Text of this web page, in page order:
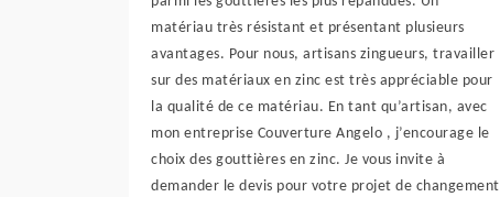
matériau très résistant et présentant plusieurs
avantages. Pour nous, artisans zingueurs, travailler
sur des matériaux en zinc est très appréciable pour
la qualité de ce matériau. En tant qu’artisan, avec
mon entreprise Couverture Angelo , j’encourage le
choix des gouttières en zinc. Je vous invite à
demander le devis pour votre projet de changement